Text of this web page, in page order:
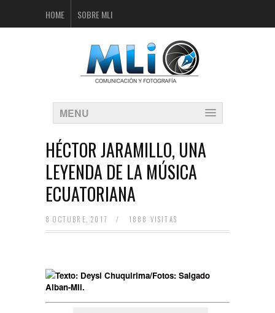
HOME SOBRE MLI
MENU
HÉCTOR JARAMILLO, UNA
LEYENDA DE LA MÚSICA
ECUATORIANA
8 OCTUBRE, 2017 / 1888 VISITAS
Texto: Deysi Chuquirima/Fotos: Salgado
Alban-Mli.